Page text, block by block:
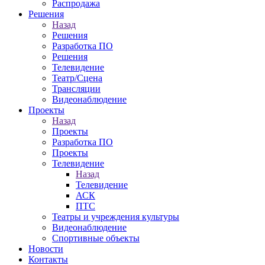
Распродажа
Решения
Назад
Решения
Разработка ПО
Решения
Телевидение
Театр/Сцена
Трансляции
Видеонаблюдение
Проекты
Назад
Проекты
Разработка ПО
Проекты
Телевидение
Назад
Телевидение
АСК
ПТС
Театры и учреждения культуры
Видеонаблюдение
Спортивные объекты
Новости
Контакты